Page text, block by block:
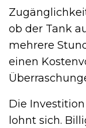
ob der Tank
mehrere
einen
Die
lohnt sich.